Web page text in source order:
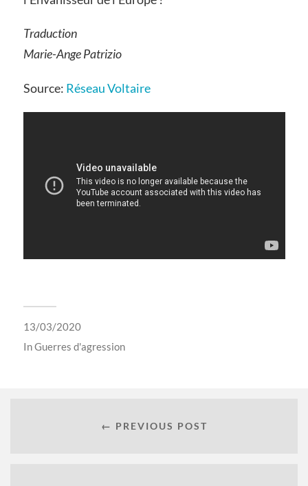
Traduction
Marie-Ange Patrizio
Source: Réseau Voltaire
13/03/2020
InGuerres d'agression
← PREVIOUS POST